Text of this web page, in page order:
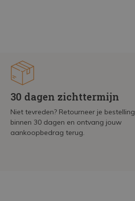
30 dagen zichttermijn
Niet tevreden? Retourneer je bestelling
binnen 30 dagen en ontvang jouw
aankoopbedrag terug.